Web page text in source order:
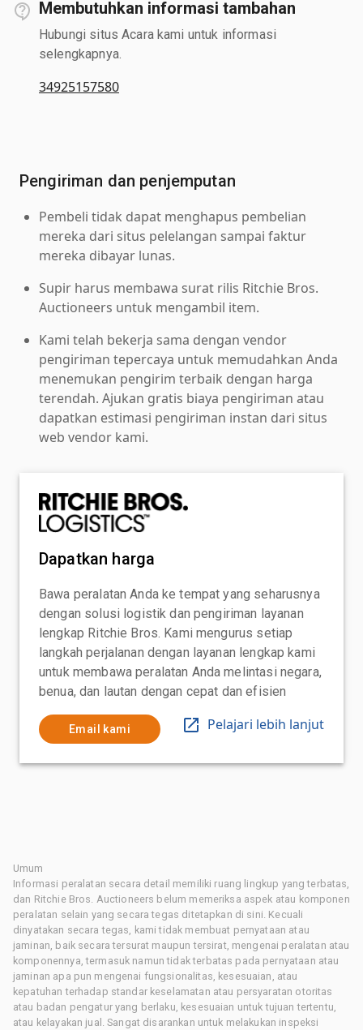
Membutuhkan informasi tambahan
Hubungi situs Acara kami untuk informasi
selengkapnya.
34925157580
Pengiriman dan penjemputan
Pembeli tidak dapat menghapus pembelian
mereka dari situs pelelangan sampai faktur
mereka dibayar lunas.
Supir harus membawa surat rilis Ritchie Bros.
Auctioneers untuk mengambil item.
Kami telah bekerja sama dengan vendor
pengiriman tepercaya untuk memudahkan Anda
menemukan pengirim terbaik dengan harga
terendah. Ajukan gratis biaya pengiriman atau
dapatkan estimasi pengiriman instan dari situs
web vendor kami.
Dapatkan harga
Bawa peralatan Anda ke tempat yang seharusnya
dengan solusi logistik dan pengiriman layanan
lengkap Ritchie Bros. Kami mengurus setiap
langkah perjalanan dengan layanan lengkap kami
untuk membawa peralatan Anda melintasi negara,
benua, dan lautan dengan cepat dan efisien
Email kami Pelajari lebih lanjut
Umum
Informasi peralatan secara detail memiliki ruang lingkup yang terbatas,
dan Ritchie Bros. Auctioneers belum memeriksa aspek atau komponen
peralatan selain yang secara tegas ditetapkan di sini. Kecuali
dinyatakan secara tegas, kami tidak membuat pernyataan atau
jaminan, baik secara tersurat maupun tersirat, mengenai peralatan atau
komponennya, termasuk namun tidak terbatas pada pernyataan atau
jaminan apa pun mengenai fungsionalitas, kesesuaian, atau
kepatuhan terhadap standar keselamatan atau persyaratan otoritas
atau badan pengatur yang berlaku, kesesuaian untuk tujuan tertentu,
atau kelayakan jual. Sangat disarankan untuk melakukan inspeksi